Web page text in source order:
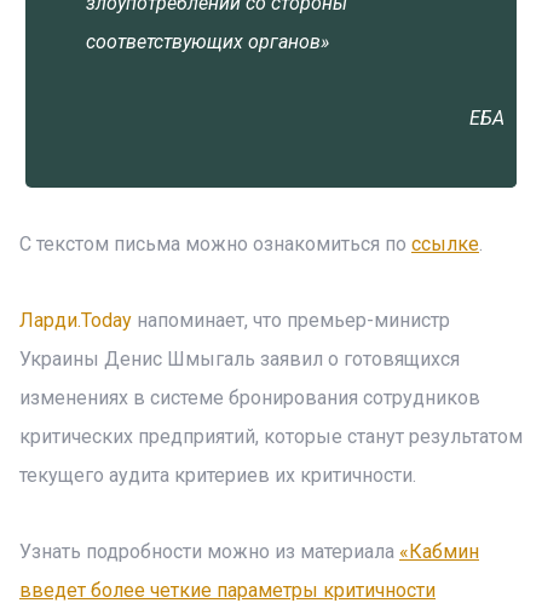
соответствующих органов»
ЕБА
С текстом письма можно ознакомиться по ссылке.
Ларди.Today напоминает, что премьер-министр
Украины Денис Шмыгаль заявил о готовящихся
изменениях в системе бронирования сотрудников
критических предприятий, которые станут результатом
текущего аудита критериев их критичности.
Узнать подробности можно из материала «Кабмин
введет более четкие параметры критичности